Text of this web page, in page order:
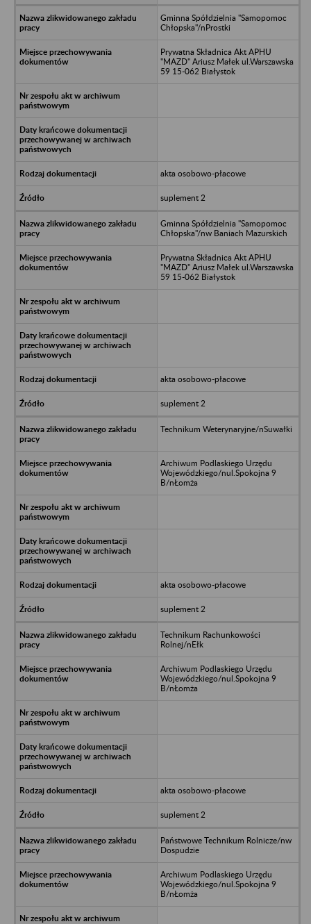
Gminna Spółdzielnia "Samopomoc
Chłopska"/nProstki
Prywatna Składnica Akt APHU
"MAZD" Ariusz Małek ul.Warszawska
59 15-062 Białystok
akta osobowo-płacowe
suplement 2
Gminna Spółdzielnia "Samopomoc
Chłopska"/nw Baniach Mazurskich
Prywatna Składnica Akt APHU
"MAZD" Ariusz Małek ul.Warszawska
59 15-062 Białystok
akta osobowo-płacowe
suplement 2
Technikum Weterynaryjne/nSuwałki
Archiwum Podlaskiego Urzędu
Wojewódzkiego/nul.Spokojna 9
B/nŁomża
akta osobowo-płacowe
suplement 2
Technikum Rachunkowości
Rolnej/nEłk
Archiwum Podlaskiego Urzędu
Wojewódzkiego/nul.Spokojna 9
B/nŁomża
akta osobowo-płacowe
suplement 2
Państwowe Technikum Rolnicze/nw
Dospudzie
Archiwum Podlaskiego Urzędu
Wojewódzkiego/nul.Spokojna 9
B/nŁomża